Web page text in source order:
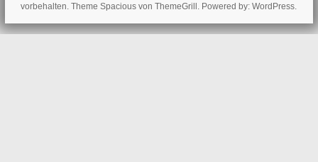
vorbehalten. ThemeSpacious von ThemeGrill. Powered by:WordPress.